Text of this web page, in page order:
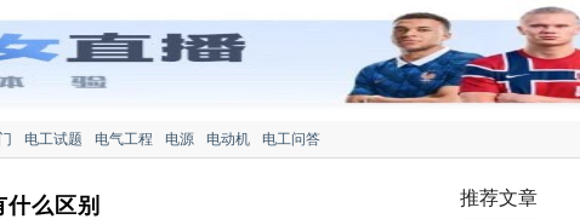
电工试题 电气工程 电源 电动机
电工问答
么区别 推荐文章